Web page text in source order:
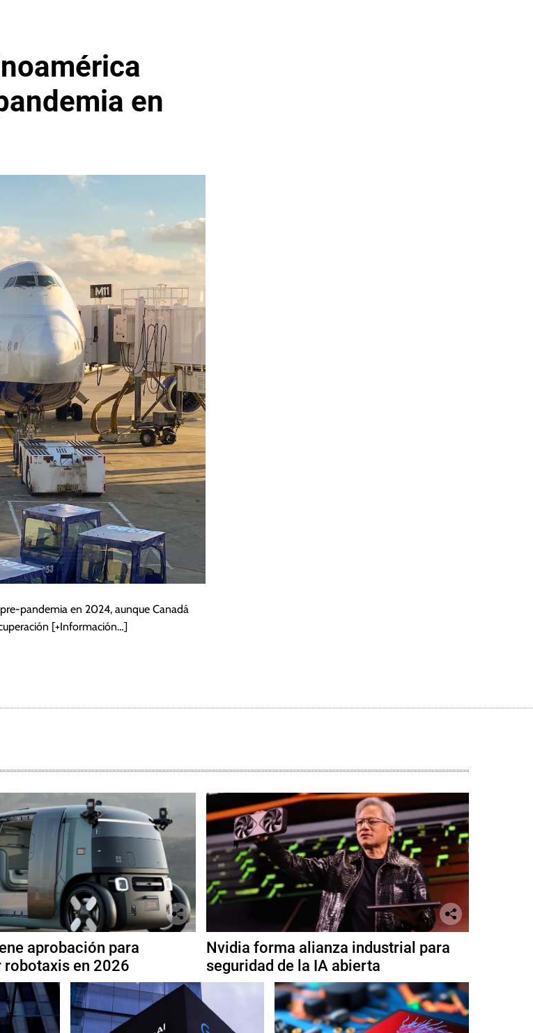
en
pandemia en 2024, aunque Canadá
[+Información…]
aprobación para
robotaxis en 2026
Nvidia forma alianza industrial para
seguridad de la IA abierta